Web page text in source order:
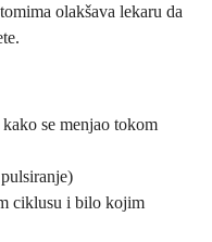
olakšava lekaru da
se menjao tokom
ciklusu i bilo kojim